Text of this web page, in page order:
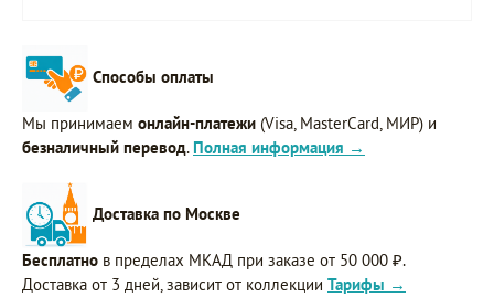
Способы оплаты
Мы принимаем онлайн-платежи (Visa, MasterCard, МИР) и
безналичный перевод. Полная информация →
Доставка по Москве
Бесплатно в пределах МКАД при заказе от 50 000 ₽.
Доставка от 3 дней, зависит от коллекции Тарифы →